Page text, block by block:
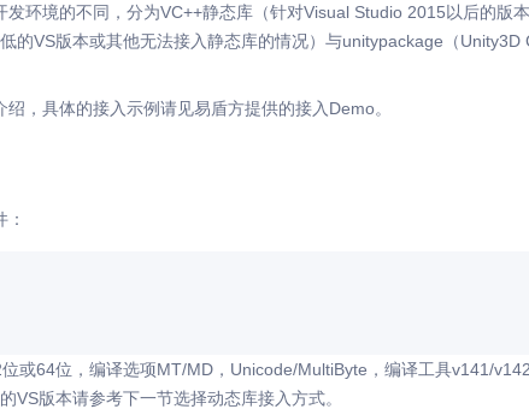
发环境的不同，分为VC++静态库（针对Visual Studio 2015以后的版
的VS版本或其他无法接入静态库的情况）与unitypackage（Unity3D
，具体的接入示例请见易盾方提供的接入Demo。
或64位，编译选项MT/MD，Unicode/MultiByte，编译工具v141/
VS版本请参考下一节选择动态库接入方式。